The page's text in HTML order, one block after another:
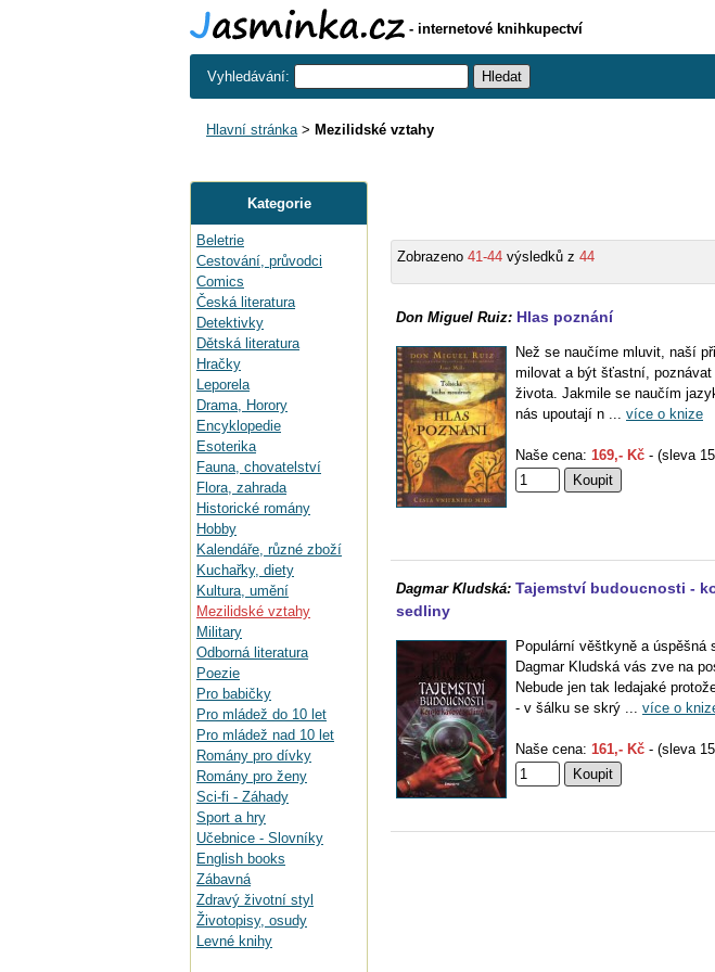
- internetové knihkupectví
Vyhledávání:
Hlavní stránka> Mezilidské vztahy
Kategorie
Beletrie
Cestování, průvodci
Comics
Česká literatura
Detektivky
Dětská literatura
Hračky
Leporela
Drama, Horory
Encyklopedie
Esoterika
Fauna, chovatelství
Flora, zahrada
Historické romány
Hobby
Kalendáře, různé zboží
Kuchařky, diety
Kultura, umění
Mezilidské vztahy
Military
Odborná literatura
Poezie
Pro babičky
Pro mládež do 10 let
Pro mládež nad 10 let
Romány pro dívky
Romány pro ženy
Sci-fi - Záhady
Sport a hry
Učebnice - Slovníky
English books
Zábavná
Zdravý životní styl
Životopisy, osudy
Levné knihy
Zobrazeno 41-44 výsledků z 44
Don Miguel Ruiz: Hlas poznání
Než se naučíme mluvit, naší
milovat a být šťastní, poznávat
života. Jakmile se naučím
nás upoutají n ... více o knize
Naše cena: 169,- Kč - (sleva
Dagmar Kludská: Tajemství budoucnosti -
sedliny
Populární věštkyně a úspěšná
Dagmar Kludská vás zve na
Nebude jen tak ledajaké
- v šálku se skrý ... více o
Naše cena: 161,- Kč - (sleva